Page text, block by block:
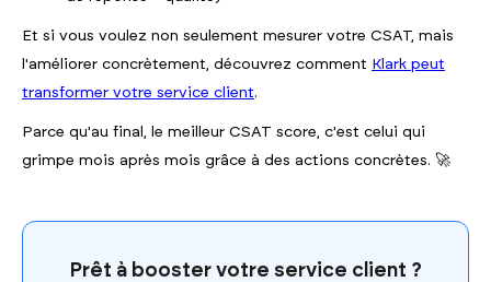
Et si vous voulez non seulement mesurer votre CSAT, mais
l'améliorer concrètement, découvrez comment Klark peut
transformer votre service client.
Parce qu'au final, le meilleur CSAT score, c'est celui qui
grimpe mois après mois grâce à des actions concrètes. 🚀
Prêt à booster votre service client ?